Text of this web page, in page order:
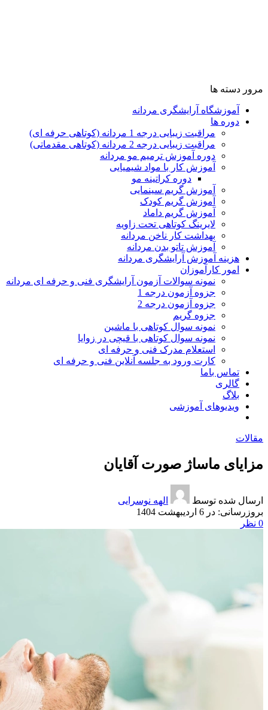
مرور دسته ها
آموزشگاه آرایشگری مردانه
دوره ها
مراقبت زیبایی درجه 1 مردانه (کوتاهی حرفه ای)
مراقبت زیبایی درجه 2 مردانه (کوتاهی مقدماتی)
دوره آموزش ترمیم مو مردانه
آموزش کار با مواد شیمیایی
دوره کراتینه مو
آموزش گریم سینمایی
آموزش گریم کودک
آموزش گریم داماد
لایرینگ کوتاهی تحت زاویه
بهداشت کار ناخن مردانه
آموزش تاتو بدن مردانه
هزینه آموزش آرایشگری مردانه
امور کارآموزان
نمونه سوالات آزمون آرایشگری فنی و حرفه ای مردانه
جزوه آزمون درجه 1
جزوه آزمون درجه 2
جزوه گریم
نمونه سوال کوتاهی با ماشین
نمونه سوال کوتاهی با قیچی در زوایا
استعلام مدرک فنی و حرفه ای
کارت ورود به جلسه آنلاین فنی و حرفه ای
تماس باما
گالری
بلاگ
ویدیوهای آموزشی
مقالات
مزایای ماساژ صورت آقایان
ارسال شده توسط
الهه نوسرایی
در 6 اردیبهشت 1404
0 نظر